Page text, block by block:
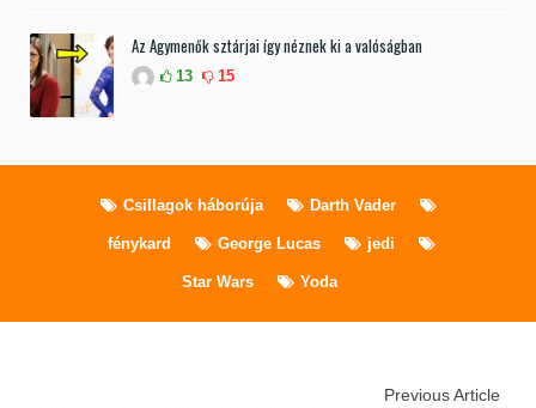
Az Agymenők sztárjai így néznek ki a valóságban
13 15
Csillagok háborúja Darth Vader
fénykard George Lucas jedi
Star Wars Yoda
Previous Article